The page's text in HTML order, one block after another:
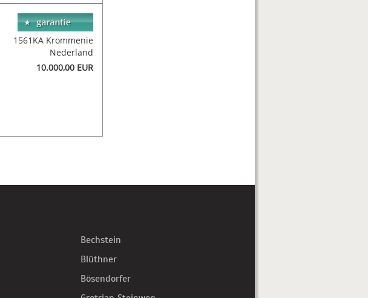
1561KA Krommenie
Nederland
10.000,00 EUR
Bechstein
Blüthner
Bösendorfer